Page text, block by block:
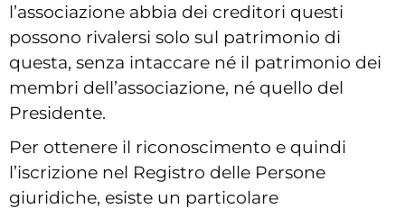
l’associazione abbia dei creditori questi
possono rivalersi solo sul patrimonio di
questa, senza intaccare né il patrimonio dei
membri dell’associazione, né quello del
Presidente.
Per ottenere il riconoscimento e quindi
l’iscrizione nel Registro delle Persone
giuridiche, esiste un particolare